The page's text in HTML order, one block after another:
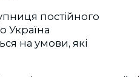
постійного
Україна
на умови, які